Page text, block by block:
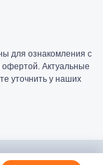
для ознакомления с
Актуальные
уточнить у наших
и дистрибьютор